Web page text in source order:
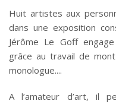
Huit artistes aux
dans une exposition
Jérôme Le Goff
grâce au travail de
monologue.
A l’amateur d’art, il